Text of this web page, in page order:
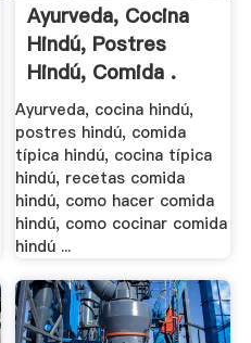
Ayurveda, Cocina
Hindú, Postres
Hindú, Comida .
Ayurveda, cocina hindú,
postres hindú, comida
típica hindú, cocina típica
hindú, recetas comida
hindú, como hacer comida
hindú, como cocinar comida
hindú ...